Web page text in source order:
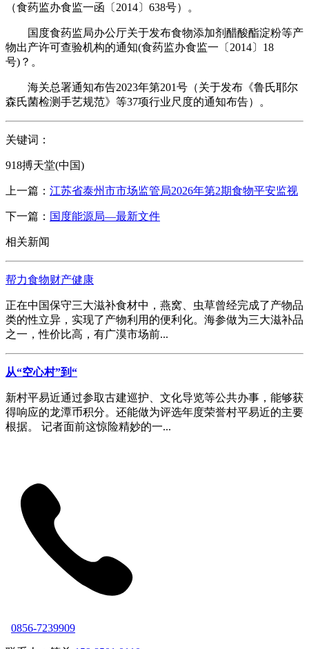
（食药监办食监一函〔2014〕638号）。
国度食药监局办公厅关于发布食物添加剂醋酸酯淀粉等产
物出产许可查验机构的通知(食药监办食监一〔2014〕18
号)？。
海关总署通知布告2023年第201号（关于发布《鲁氏耶尔
森氏菌检测手艺规范》等37项行业尺度的通知布告）。
关键词：
918搏天堂(中国)
上一篇： 江苏省泰州市市场监管局2026年第2期食物平安监视
下一篇： 国度能源局—最新文件
相关新闻
帮力食物财产健康
正在中国保守三大滋补食材中，燕窝、虫草曾经完成了产物品
类的性立异，实现了产物利用的便利化。海参做为三大滋补品
之一，性价比高，有广漠市场前...
从“空心村”到“
新村平易近通过参取古建巡护、文化导览等公共办事，能够获
得响应的龙潭币积分。还能做为评选年度荣誉村平易近的主要
根据。 记者面前这惊险精妙的一...
0856-7239909